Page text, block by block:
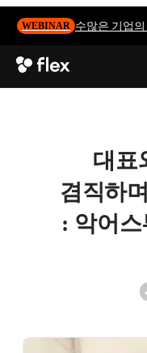
WEBINAR 수많은 기업
대표
겸직하
: 악어